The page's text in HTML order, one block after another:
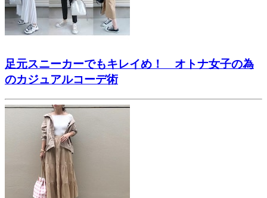
足元スニーカーでもキレイめ！ オトナ女子の為
のカジュアルコーデ術